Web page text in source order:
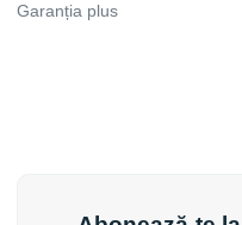
Garanția plus